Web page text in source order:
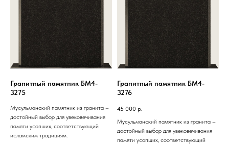
Гранитный памятник БМ4-
3275
Мусульманский памятник из гранита –
достойный выбор для увековечивания
памяти усопших, соответствующий
исламским традициям.
Гранитный памятник БМ4-
3276
45 000 р.
Мусульманский памятник из гранита –
достойный выбор для увековечивания
памяти усопших, соответствующий